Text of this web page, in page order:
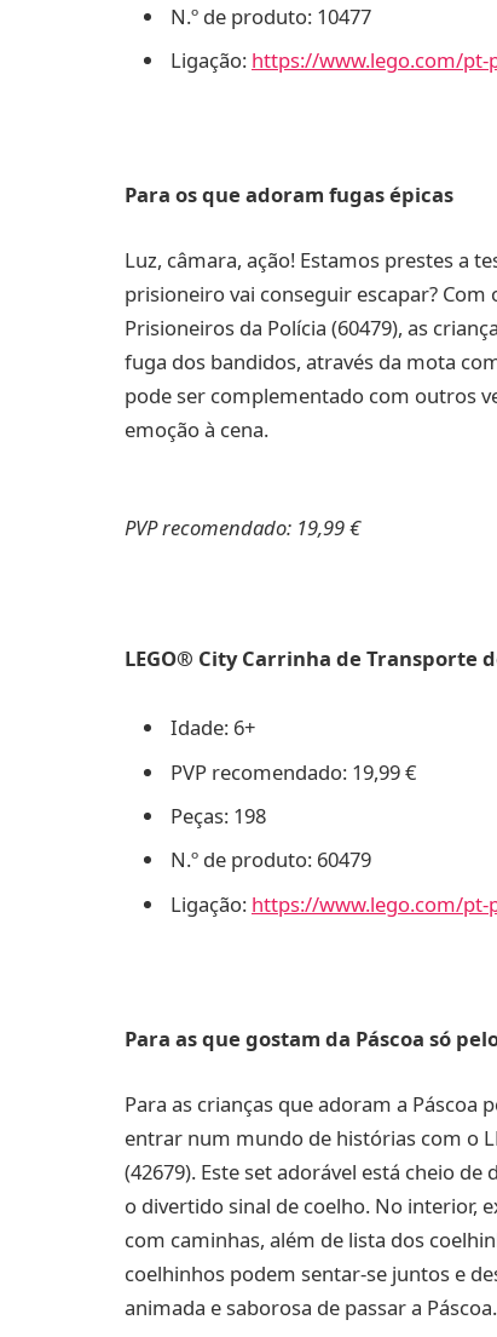
N.º de produto: 10477
Ligação: https://www.lego.com/pt-
Para os que adoram fugas épicas
Luz, câmara, ação! Estamos prestes a
prisioneiro vai conseguir escapar?
Prisioneiros da Polícia (60479), as
fuga dos bandidos, através da mota
pode ser complementado com outros
emoção à cena.
PVP recomendado: 19,99 €
LEGO® City Carrinha de Transporte
Idade: 6+
PVP recomendado: 19,99 €
Peças: 198
N.º de produto: 60479
Ligação: https://www.lego.com/
Para as que gostam da Páscoa só
Para as crianças que adoram a Páscoa
entrar num mundo de histórias com o
(42679). Este set adorável está cheio
o divertido sinal de coelho. No interior,
com caminhas, além de lista dos
coelhinhos podem sentar-se juntos e
animada e saborosa de passar a Páscoa.